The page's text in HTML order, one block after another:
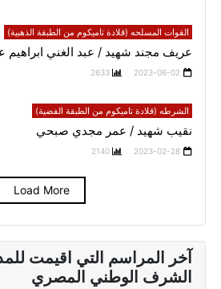
القوات المسلحه (قلادة تاميكوم من الطبقة الذهبية)
عريف مجند شهيد / عبد الغني ابراهيم
2023-06-02
2633
الشرطه (قلادة تاميكوم من الطبقة الفضية)
نقيب شهيد / عمر مجدي صبحي
2023-02-28
2140
Load More
آخر المراسم التي اقيمت
الشرف الوطني المصري